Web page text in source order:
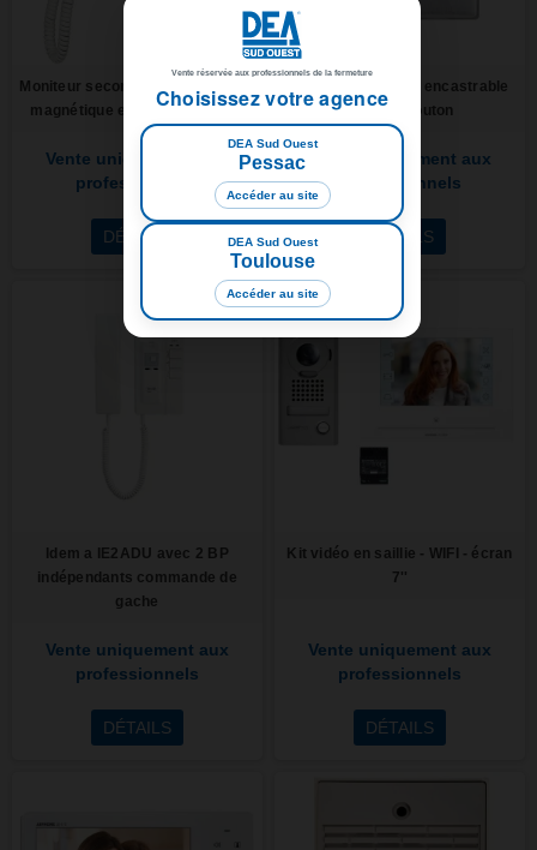
Moniteur secondaire avec boucle
magnétique et écran tactile 7"
Vente uniquement aux
professionnels
DÉTAILS
Platine inoxydable encastrable
avec un bouton
Vente uniquement aux
professionnels
DÉTAILS
Idem a IE2ADU avec 2 BP
indépendants commande de
gache
Vente uniquement aux
professionnels
DÉTAILS
Kit vidéo en saillie - WIFI - écran
7''
Vente uniquement aux
professionnels
DÉTAILS
Vente réservée aux professionnels de la fermeture
Choisissez votre agence
DEA Sud Ouest
Pessac
Accéder au site
DEA Sud Ouest
Toulouse
Accéder au site